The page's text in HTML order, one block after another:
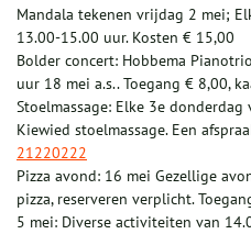
Mandala tekenen vrijdag 2 mei;
13.00-15.00 uur. Kosten € 15,00
Bolder concert: Hobbema
uur 18 mei a.s.. Toegang € 8,00,
Stoelmassage: Elke 3e
Kiewied stoelmassage. Een
21220222
Pizza avond: 16 mei Gezellige
pizza, reserveren verplicht.
5 mei: Diverse activiteiten van